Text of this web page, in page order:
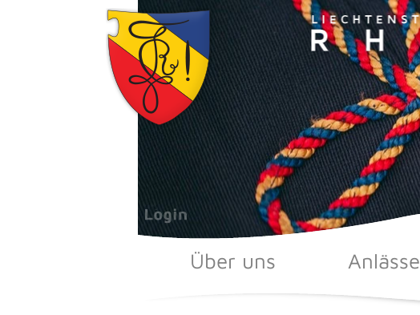
Über uns Anlässe